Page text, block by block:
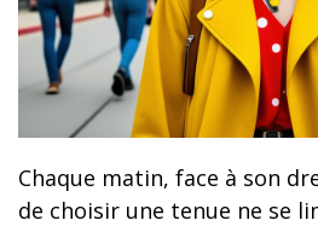
Chaque matin, face à son
de choisir une tenue ne se